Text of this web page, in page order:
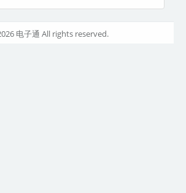
电子通 All rights reserved.